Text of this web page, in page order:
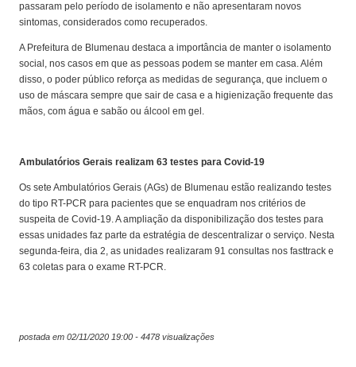
passaram pelo período de isolamento e não apresentaram novos
sintomas, considerados como recuperados.
A Prefeitura de Blumenau destaca a importância de manter o isolamento
social, nos casos em que as pessoas podem se manter em casa. Além
disso, o poder público reforça as medidas de segurança, que incluem o
uso de máscara sempre que sair de casa e a higienização frequente das
mãos, com água e sabão ou álcool em gel.
Ambulatórios Gerais realizam 63 testes para Covid-19
Os sete Ambulatórios Gerais (AGs) de Blumenau estão realizando testes
do tipo RT-PCR para pacientes que se enquadram nos critérios de
suspeita de Covid-19. A ampliação da disponibilização dos testes para
essas unidades faz parte da estratégia de descentralizar o serviço. Nesta
segunda-feira, dia 2, as unidades realizaram 91 consultas nos fasttrack e
63 coletas para o exame RT-PCR.
postada em 02/11/2020 19:00 - 4478 visualizações